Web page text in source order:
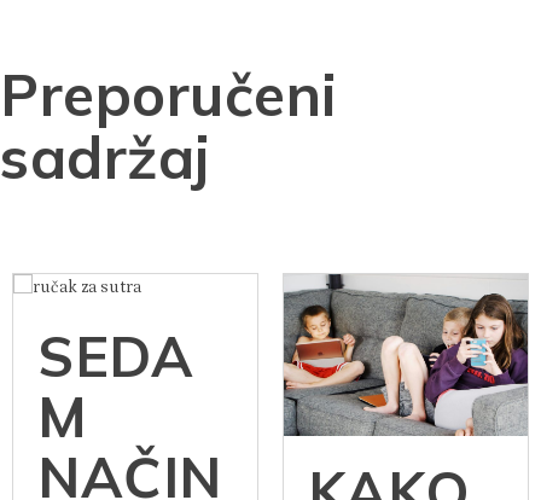
Preporučeni
sadržaj
SEDA
M
NAČIN